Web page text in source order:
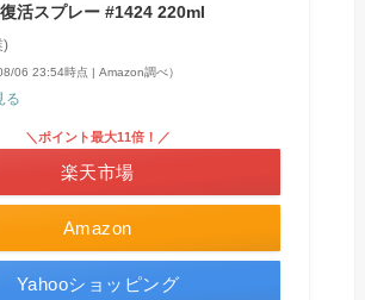
活スプレー #1424 220ml
)
06 23:54時点 | Amazon調べ）
る
Amazon
＼ポイント最大11倍！／
楽天市場
Yahooショッピング